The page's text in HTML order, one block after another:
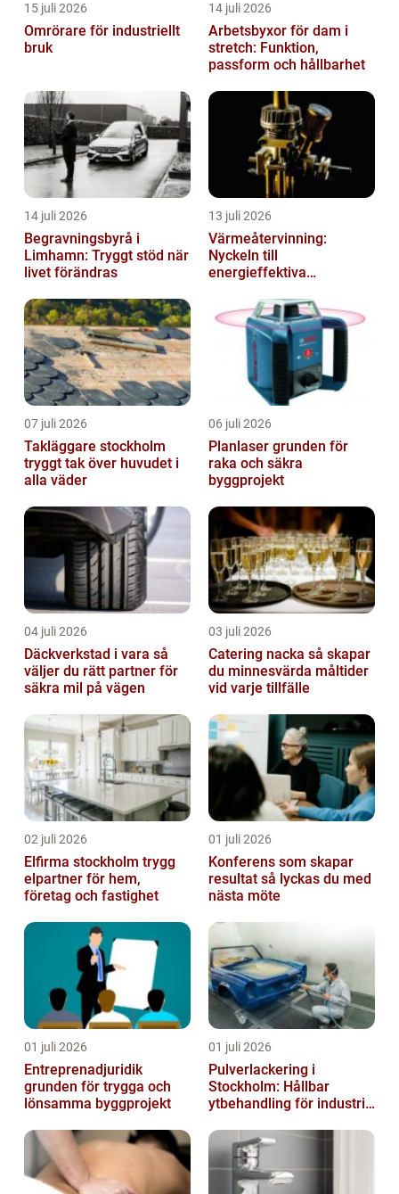
15 juli 2026
Omrörare för industriellt
bruk
14 juli 2026
Arbetsbyxor för dam i
stretch: Funktion,
passform och hållbarhet
14 juli 2026
Begravningsbyrå i
Limhamn: Tryggt stöd när
livet förändras
13 juli 2026
Värmeåtervinning:
Nyckeln till
energieffektiva
07 juli 2026
Takläggare stockholm
tryggt tak över huvudet i
alla väder
06 juli 2026
Planlaser grunden för
raka och säkra
byggprojekt
04 juli 2026
Däckverkstad i vara så
väljer du rätt partner för
säkra mil på vägen
03 juli 2026
Catering nacka så skapar
du minnesvärda måltider
vid varje tillfälle
02 juli 2026
Elfirma stockholm trygg
elpartner för hem,
företag och fastighet
01 juli 2026
Konferens som skapar
resultat så lyckas du med
nästa möte
01 juli 2026
Entreprenadjuridik
grunden för trygga och
lönsamma byggprojekt
01 juli 2026
Pulverlackering i
Stockholm: Hållbar
ytbehandling för industri